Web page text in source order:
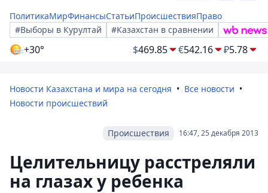
ПолитикаМирФинансыСтатьиПроисшествияПраво
#Выборы в Курултай
#Казахстан в сравнении
+30° $469.85 €542.16 ₽5.78
Новости Казахстана и мира на сегодня
Все новости
Новости происшествий
16:47, 25 декабря 2013
Происшествия
Целительницу расстреляли
на глазах у ребенка